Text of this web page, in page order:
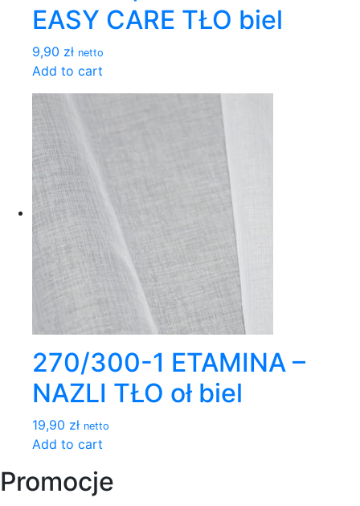
EASY CARE TŁO biel
9,90 zł netto
Add to cart
270/300-1 ETAMINA –
NAZLI TŁO oł biel
19,90 zł netto
Add to cart
Promocje